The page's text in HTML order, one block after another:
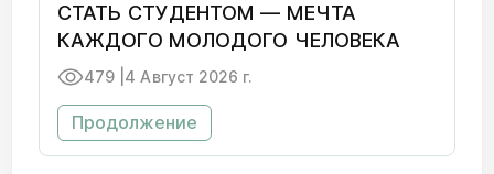
СТАТЬ СТУДЕНТОМ — МЕЧТА
КАЖДОГО МОЛОДОГО ЧЕЛОВЕКА
479 | 4 Август 2026 г.
Продолжение